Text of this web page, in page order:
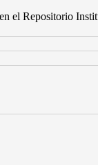
el Repositorio